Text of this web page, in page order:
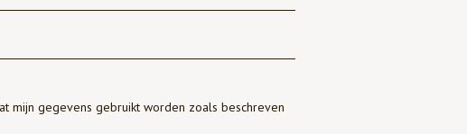
mijn gegevens gebruikt worden zoals beschreven